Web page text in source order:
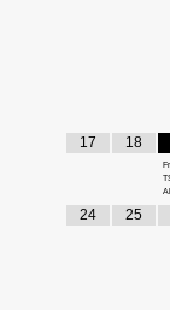
17 18
24 25